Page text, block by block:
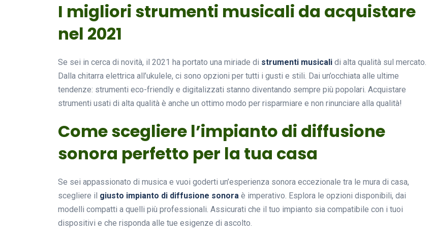
I migliori strumenti musicali da acquistare
nel 2021
Se sei in cerca di novità, il 2021 ha portato una miriade di strumenti musicali di alta qualità sul mercato.
Dalla chitarra elettrica all’ukulele, ci sono opzioni per tutti i gusti e stili. Dai un’occhiata alle ultime
tendenze: strumenti eco-friendly e digitalizzati stanno diventando sempre più popolari. Acquistare
strumenti usati di alta qualità è anche un ottimo modo per risparmiare e non rinunciare alla qualità!
Come scegliere l’impianto di diffusione
sonora perfetto per la tua casa
Se sei appassionato di musica e vuoi goderti un’esperienza sonora eccezionale tra le mura di casa,
scegliere il giusto impianto di diffusione sonora è imperativo. Esplora le opzioni disponibili, dai
modelli compatti a quelli più professionali. Assicurati che il tuo impianto sia compatibile con i tuoi
dispositivi e che risponda alle tue esigenze di ascolto.